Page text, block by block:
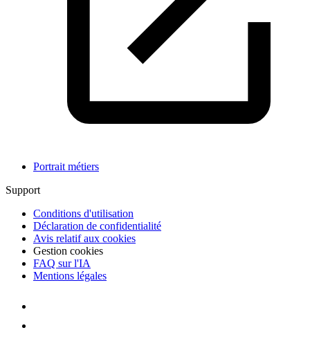
Portrait métiers
Support
Conditions d'utilisation
Déclaration de confidentialité
Avis relatif aux cookies
Gestion cookies
FAQ sur l'IA
Mentions légales